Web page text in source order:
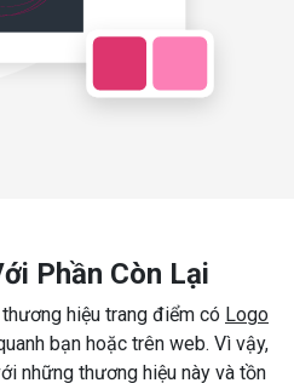
Phần Còn Lại
hiệu trang điểm có Logo
bạn hoặc trên web. Vì vậy,
những thương hiệu này và tồn